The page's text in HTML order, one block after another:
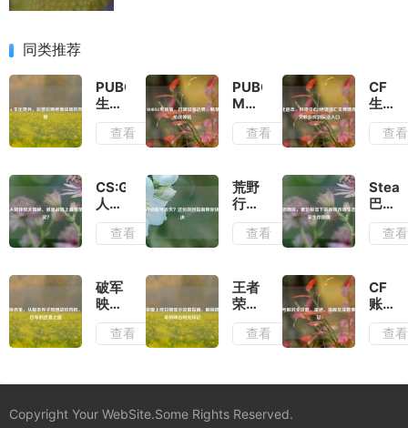
同类推荐
PUBG×
生化
奇
兵，
绝境
战场
化狂
想
查看
PUBG
MOBILE
电脑
版，
边
界，
极致
枪战
查看
CF
生化
追
击，
2绝
境逃
死博
弈，
教你
找到
玩法
入口
查看
CS:GO
人物
体型
大揭
战场
上最
的幽
灵？
查看
荒野
行动
账号
找回
指南
快速
解决
查看
巴西
区，
低价
游戏
市场
与玩
家生
境
查看
破军
映赤
兔，
从版
团战
机，
查看
王者
荣耀
上线
日期
指
解锁
查看
CF
账号
解封
全攻
道、
查看
Copyright Your WebSite.Some Rights Reserved.